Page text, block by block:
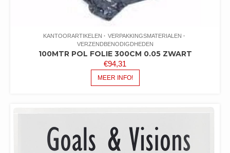
KANTOORARTIKELEN
VERPAKKINGSMATERIALEN
VERZENDBENODIGDHEDEN
100MTR POL FOLIE 300CM 0.05 ZWART
€94,31
MEER INFO!